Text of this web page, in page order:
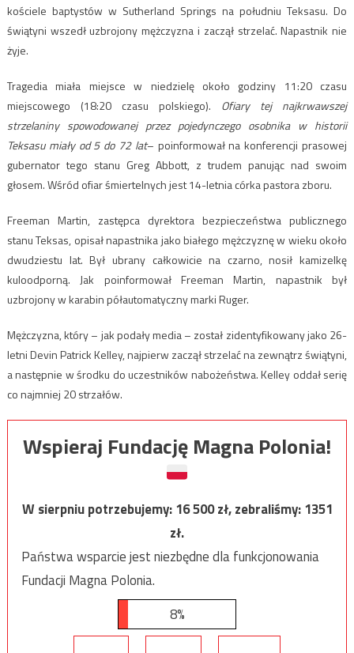
kościele baptystów w Sutherland Springs na południu Teksasu. Do
świątyni wszedł uzbrojony mężczyzna i zaczął strzelać. Napastnik nie
żyje.
Tragedia miała miejsce w niedzielę około godziny 11:20 czasu
miejscowego (18:20 czasu polskiego). Ofiary tej najkrwawszej
strzelaniny spowodowanej przez pojedynczego osobnika w historii
Teksasu miały od 5 do 72 lat– poinformował na konferencji prasowej
gubernator tego stanu Greg Abbott, z trudem panując nad swoim
głosem. Wśród ofiar śmiertelnych jest 14-letnia córka pastora zboru.
Freeman Martin, zastępca dyrektora bezpieczeństwa publicznego
stanu Teksas, opisał napastnika jako białego mężczyznę w wieku około
dwudziestu lat. Był ubrany całkowicie na czarno, nosił kamizelkę
kuloodporną. Jak poinformował Freeman Martin, napastnik był
uzbrojony w karabin półautomatyczny marki Ruger.
Mężczyzna, który – jak podały media – został zidentyfikowany jako 26-
letni Devin Patrick Kelley, najpierw zaczął strzelać na zewnątrz świątyni,
a następnie w środku do uczestników nabożeństwa. Kelley oddał serię
co najmniej 20 strzałów.
Wspieraj Fundację Magna Polonia!
W sierpniu potrzebujemy:16 500zł, zebraliśmy:1351
zł.
Państwa wsparcie jest niezbędne dla funkcjonowania
Fundacji Magna Polonia.
8%